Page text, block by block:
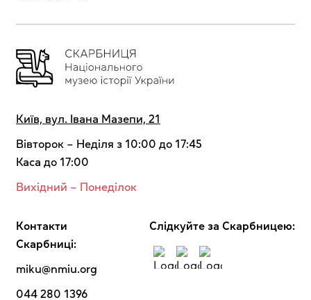
Київ, вул. Івана Мазепи, 21
Вівторок – Неділя з 10:00 до 17:45
Каса до 17:00
Вихідний – Понеділок
Контакти
Скарбниці:
miku@nmiu.org
044 280 1396
Cлідкуйте за Скарбницею: